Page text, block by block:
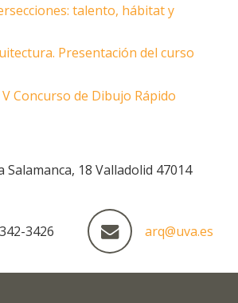
talento, hábitat y
Presentación del curso
Concurso de Dibujo Rápido
Salamanca, 18 Valladolid 47014
3426 arq@uva.es